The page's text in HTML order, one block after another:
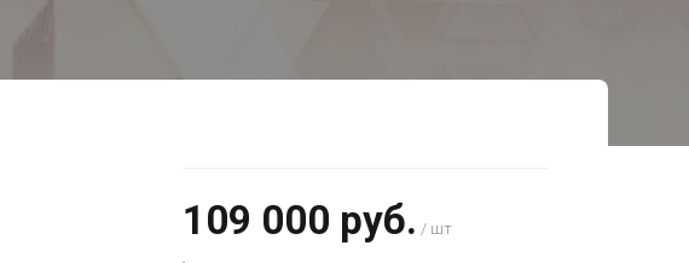
109 000 руб. / шт